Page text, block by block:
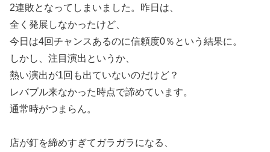
2連敗となってしまいました。昨日は、
全く発展しなかったけど、
今日は4回チャンスあるのに信頼度0％という結果に。
しかし、注目演出というか、
熱い演出が1回も出ていないのだけど？
レバブル来なかった時点で諦めています。
通常時がつまらん。
店が釘を締めすぎてガラガラになる、